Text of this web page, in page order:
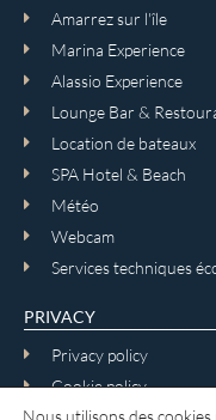
Amarrez sur l'île
Marina Experience
Alassio Experience
Lounge Bar &
Location de bateaux
SPA Hotel & Beach
Météo
Webcam
Services techniques
PRIVACY
Privacy policy
Cookie policy
Nous utilisons des